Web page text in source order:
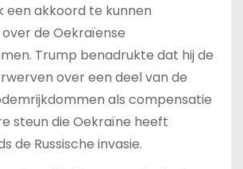
een akkoord te kunnen
de Oekraïense
Trump benadrukte dat hij de
over een deel van de
als compensatie
steun die Oekraïne heeft
de Russische invasie.